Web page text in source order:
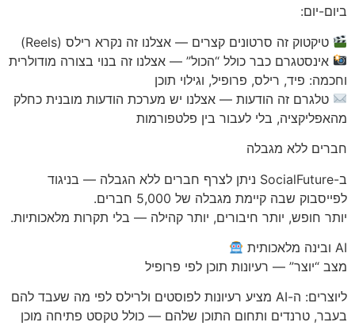
ביום-יום:
טיקטוק זה סרטונים קצרים — אצלנו זה נקרא רילס (Reels)
אינסטגרם כבר כולל “הכול” — אצלנו זה בנוי בצורה מודולרית
וחכמה: פיד, רילס, פרופיל, וגילוי תוכן
טלגרם זה הודעות — אצלנו יש מערכת הודעות מובנית כחלק
מהאפליקציה, בלי לעבור בין פלטפורמות
חברים ללא מגבלה
ב-SocialFuture ניתן לצרף חברים ללא הגבלה — בניגוד
לפייסבוק שבה קיימת מגבלה של 5,000 חברים.
יותר חופש, יותר חיבורים, יותר קהילה — בלי תקרות מלאכותיות.
AI ובינה מלאכותית
מצב “יוצר” — רעיונות תוכן לפי פרופיל
ליוצרים: ה-AI מציע רעיונות לפוסטים ולרילס לפי מה שעבד להם
בעבר, טרנדים ותחום התוכן שלהם — כולל טקסט פתיחה מוכן